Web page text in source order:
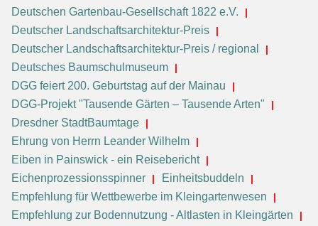
Deutschen Gartenbau-Gesellschaft 1822 e.V.
Deutscher Landschaftsarchitektur-Preis
Deutscher Landschaftsarchitektur-Preis / regional
Deutsches Baumschulmuseum
DGG feiert 200. Geburtstag auf der Mainau
DGG-Projekt "Tausende Gärten – Tausende Arten"
Dresdner StadtBaumtage
Ehrung von Herrn Leander Wilhelm
Eiben in Painswick - ein Reisebericht
Eichenprozessionsspinner
Einheitsbuddeln
Empfehlung für Wettbewerbe im Kleingartenwesen
Empfehlung zur Bodennutzung - Altlasten in Kleingärten